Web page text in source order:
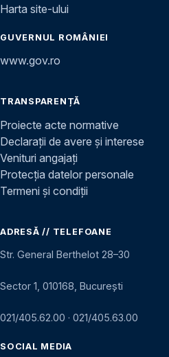
Harta site-ului
GUVERNUL ROMÂNIEI
www.gov.ro
TRANSPARENȚĂ
Proiecte acte normative
Declarații de avere și interese
Venituri angajați
Protecția datelor personale
Termeni și condiții
ADRESĂ // TELEFOANE
Str. General Berthelot 28–30
Sector 1, 010168, București
021/405.62.00 · 021/405.63.00
SOCIAL MEDIA